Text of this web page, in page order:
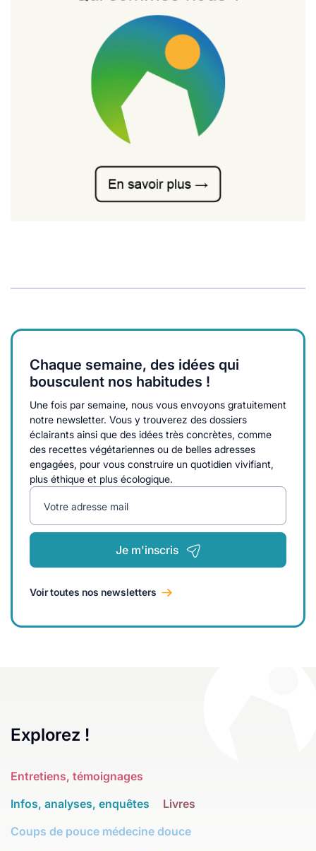
Chaque semaine, des idées qui
bousculent nos habitudes !
Une fois par semaine, nous vous envoyons gratuitement
notre newsletter. Vous y trouverez des dossiers
éclairants ainsi que des idées très concrètes, comme
des recettes végétariennes ou de belles adresses
engagées, pour vous construire un quotidien vivifiant,
plus éthique et plus écologique.
Votre adresse mail
Je m'inscris
Voir toutes nos newsletters
Explorez !
Entretiens, témoignages
Infos, analyses, enquêtes
Livres
Coups de pouce médecine douce